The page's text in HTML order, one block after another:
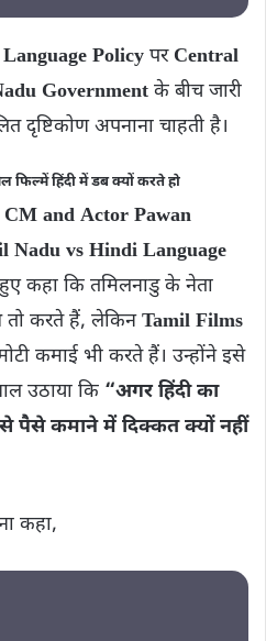
Policy पर Central
Government के बीच जारी
दृष्टिकोण अपनाना चाहती है।
फ‍िल्‍में हिंदी में डब क्‍यों करते हो
and Actor Pawan
Nadu vs Hindi Language
कहा कि तमिलनाडु के नेता
तो करते हैं, लेकिनTamil Films
कमाई भी करते हैं। उन्होंने इसे
उठाया कि “अगर हिंदी का
से पैसे कमाने में दिक्कत क्यों नहीं
कहा,